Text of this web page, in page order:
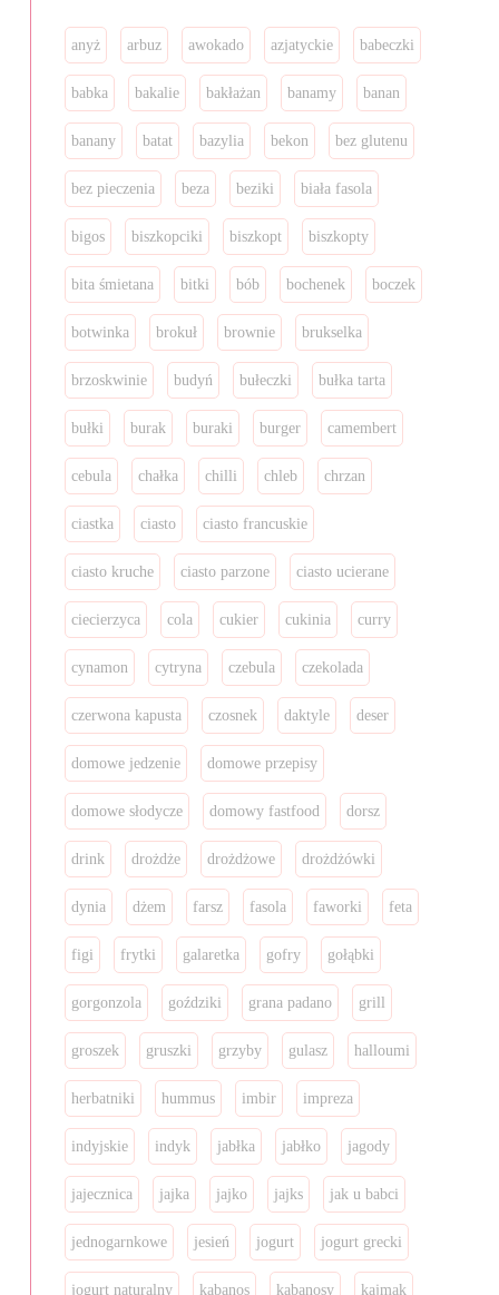
anyż arbuz awokado azjatyckie babeczki
babka bakalie bakłażan banamy banan
banany batat bazylia bekon bez glutenu
bez pieczenia beza beziki biała fasola
bigos biszkopciki biszkopt biszkopty
bita śmietana bitki bób bochenek boczek
botwinka brokuł brownie brukselka
brzoskwinie budyń bułeczki bułka tarta
bułki burak buraki burger camembert
cebula chałka chilli chleb chrzan
ciastka ciasto ciasto francuskie
ciasto kruche ciasto parzone ciasto ucierane
ciecierzyca cola cukier cukinia curry
cynamon cytryna czebula czekolada
czerwona kapusta czosnek daktyle deser
domowe jedzenie domowe przepisy
domowe słodycze domowy fastfood dorsz
drink drożdże drożdżowe drożdżówki
dynia dżem farsz fasola faworki feta
figi frytki galaretka gofry gołąbki
gorgonzola goździki grana padano grill
groszek gruszki grzyby gulasz halloumi
herbatniki hummus imbir impreza
indyjskie indyk jabłka jabłko jagody
jajecznica jajka jajko jajks jak u babci
jednogarnkowe jesień jogurt jogurt grecki
jogurt naturalny kabanos kabanosy kajmak